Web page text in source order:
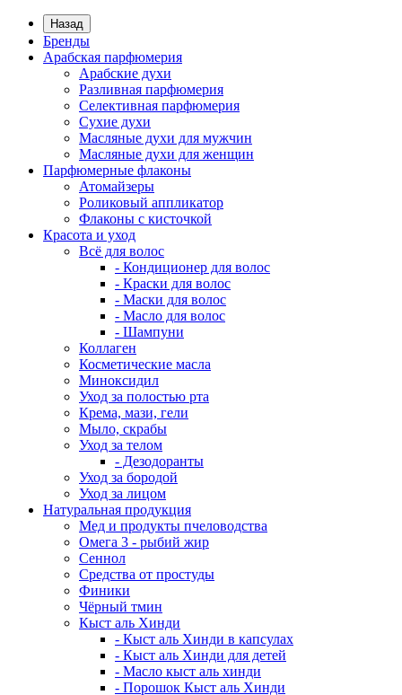
Назад
Бренды
Арабская парфюмерия
Арабские духи
Разливная парфюмерия
Селективная парфюмерия
Сухие духи
Масляные духи для мужчин
Масляные духи для женщин
Парфюмерные флаконы
Атомайзеры
Роликовый аппликатор
Флаконы с кисточкой
Красота и уход
Всё для волос
- Кондиционер для волос
- Краски для волос
- Маски для волос
- Масло для волос
- Шампуни
Коллаген
Косметические масла
Миноксидил
Уход за полостью рта
Крема, мази, гели
Мыло, скрабы
Уход за телом
- Дезодоранты
Уход за бородой
Уход за лицом
Натуральная продукция
Мед и продукты пчеловодства
Омега 3 - рыбий жир
Сеннол
Средства от простуды
Финики
Чёрный тмин
Кыст аль Хинди
- Кыст аль Хинди в капсулах
- Кыст аль Хинди для детей
- Масло кыст аль хинди
- Порошок Кыст аль Хинди